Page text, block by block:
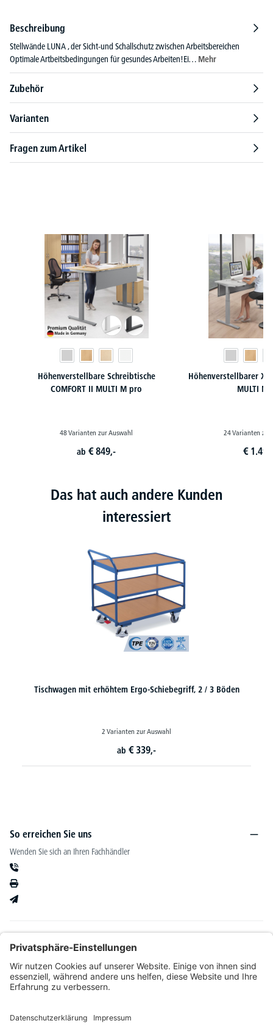
Beschreibung
Stellwände LUNA , der Sicht-und Schallschutz zwischen Arbeitsbereichen
Optimale Artbeitsbedingungen für gesundes Arbeiten!Ei… Mehr
Zubehör
Varianten
Fragen zum Artikel
Höhenverstellbare Schreibtische
COMFORT II MULTI M pro
48 Varianten zur Auswahl
ab€ 849,-
Höhenverstellbarer
MULTI M
24 Varianten zur
€
Das hat auch andere Kunden
interessiert
Ergo-Schiebegriff, 2 / 3 Böden Akustik-Stellwand eckig
So erreichen Sie uns
Wenden Sie sich an Ihren Fachhändler
Kataloge & mehr
Betriebseinrichtung. Wir behalten uns nach Bonitätsprüfung sowie bei Neukunden die
Wahl der Zahlungsabwicklung vor. Natürlich setzen wir uns mit Ihnen in Verbindung,